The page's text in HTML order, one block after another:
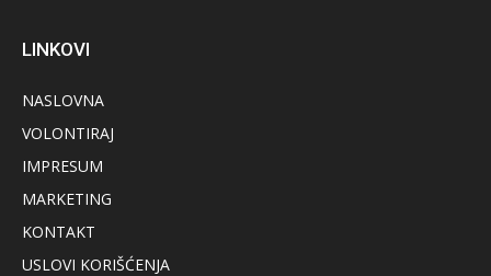
LINKOVI
NASLOVNA
VOLONTIRAJ
IMPRESUM
MARKETING
KONTAKT
USLOVI KORIŠĆENJA